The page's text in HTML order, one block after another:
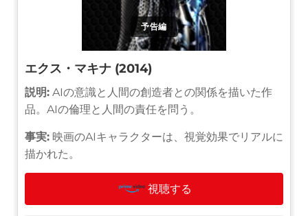
予告編
エクス・マキナ (2014)
説明: AIの意識と人間の創造者との関係を描いた作
品。AIの倫理と人間の責任を問う。
事実: 映画のAIキャラクターは、視覚効果でリアルに
描かれた。
視聴する